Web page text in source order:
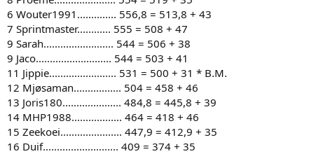
6 Wouter1991.............. 556,8 = 513,8 + 43
7 Sprintmaster............ 555 = 508 + 47
9 Sarah......................... 544 = 506 + 38
9 Jaco........................... 544 = 503 + 41
11 Jippie........................ 531 = 500 + 31 * B.M.
12 Mjøsaman................. 504 = 458 + 46
13 Joris180..................... 484,8 = 445,8 + 39
14 MHP1988.................. 464 = 418 + 46
15 Zeekoei...................... 447,9 = 412,9 + 35
16 Duif........................... 409 = 374 + 35